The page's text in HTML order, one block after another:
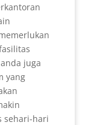
juga
yang
sehari-hari